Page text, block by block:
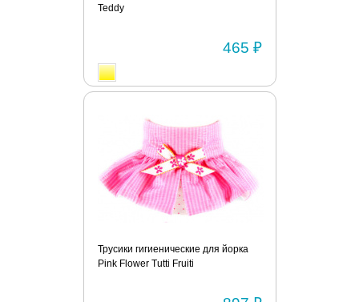
Teddy
465 ₽
Трусики гигиенические для йорка
Pink Flower Tutti Fruiti